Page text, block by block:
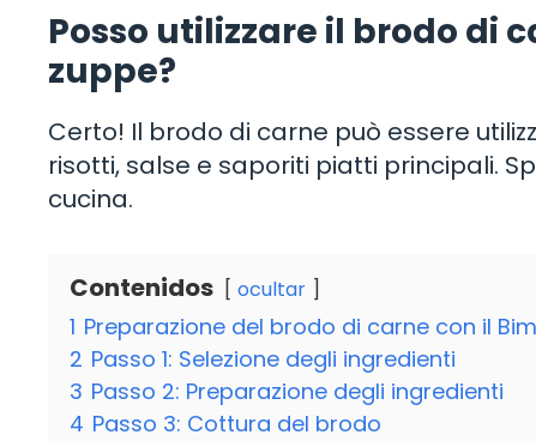
Posso utilizzare il brodo di
zuppe?
Certo! Il brodo di carne può essere
risotti, salse e saporiti piatti principali.
cucina.
Contenidos ocultar
1 Preparazione del brodo di carne con il
2 Passo 1: Selezione degli ingredienti
3 Passo 2: Preparazione degli ingredienti
4 Passo 3: Cottura del brodo